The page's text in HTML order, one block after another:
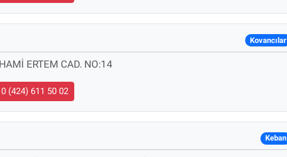
Kovancılar
ERTEM CAD. NO:14
0 (424) 611 50 02
Keban